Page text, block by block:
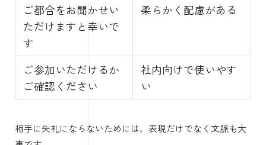
ご都合をお聞かせい
ただけますと幸いで
す
柔らかく配慮がある
ご参加いただけるか
ご確認ください
社内向けで使いやす
い
相手に失礼にならないためには、表現だけでなく文脈も大